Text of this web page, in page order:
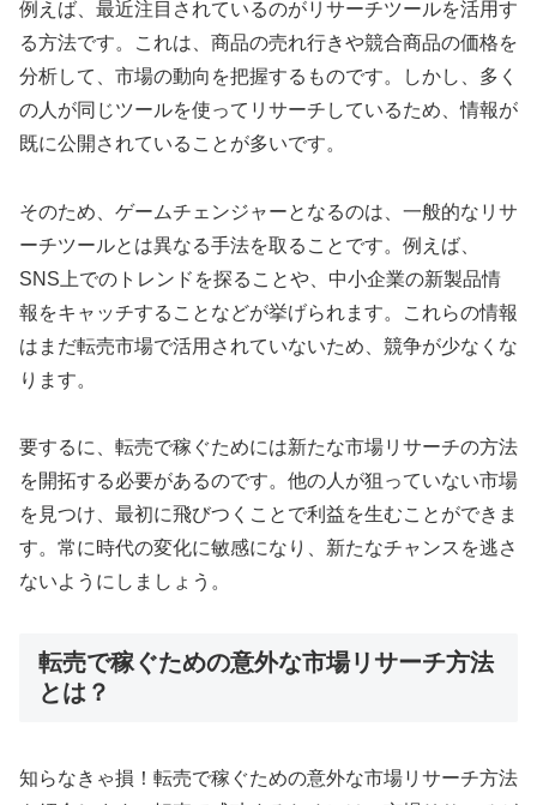
例えば、最近注目されているのがリサーチツールを活用す
る方法です。これは、商品の売れ行きや競合商品の価格を
分析して、市場の動向を把握するものです。しかし、多く
の人が同じツールを使ってリサーチしているため、情報が
既に公開されていることが多いです。
そのため、ゲームチェンジャーとなるのは、一般的なリサ
ーチツールとは異なる手法を取ることです。例えば、
SNS上でのトレンドを探ることや、中小企業の新製品情
報をキャッチすることなどが挙げられます。これらの情報
はまだ転売市場で活用されていないため、競争が少なくな
ります。
要するに、転売で稼ぐためには新たな市場リサーチの方法
を開拓する必要があるのです。他の人が狙っていない市場
を見つけ、最初に飛びつくことで利益を生むことができま
す。常に時代の変化に敏感になり、新たなチャンスを逃さ
ないようにしましょう。
転売で稼ぐための意外な市場リサーチ方法
とは？
知らなきゃ損！転売で稼ぐための意外な市場リサーチ方法